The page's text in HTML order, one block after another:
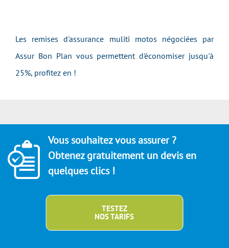
Les remises d'assurance muliti motos négociées par
Assur Bon Plan vous permettent d'économiser jusqu'à
25%, profitez en !
Vous souhaitez vous assurer ?
Obtenez gratuitement un devis en
quelques clics !
TESTEZ
NOS TARIFS